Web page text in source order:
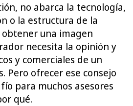
no abarca la tecnología,
o la estructura de la
una imagen
necesita la opinión y
y comerciales de un
Pero ofrecer ese consejo
para muchos asesores
qué.